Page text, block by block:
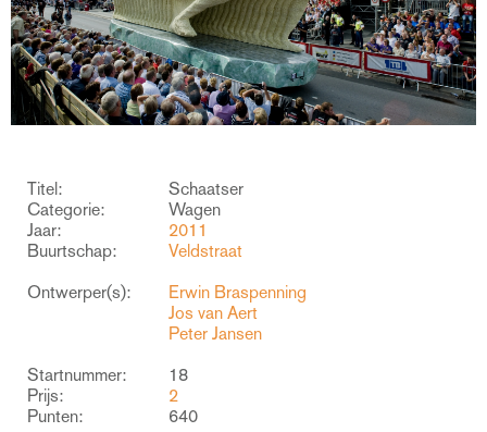
Titel:
Schaatser
Categorie:
Wagen
Jaar:
2011
Buurtschap:
Veldstraat
Ontwerper(s):
Erwin Braspenning
Jos van Aert
Peter Jansen
Startnummer:
18
Prijs:
2
Punten:
640